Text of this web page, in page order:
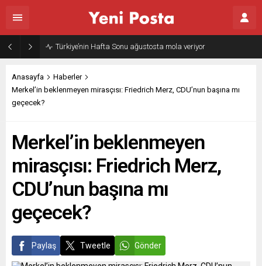
Türkiye’nin Hafta Sonu ağustosta mola veriyor
Anasayfa
Haberler
Merkel’in beklenmeyen mirasçısı: Friedrich Merz, CDU’nun başına mı
geçecek?
Merkel’in beklenmeyen
mirasçısı: Friedrich Merz,
CDU’nun başına mı
geçecek?
Paylaş Tweetle Gönder